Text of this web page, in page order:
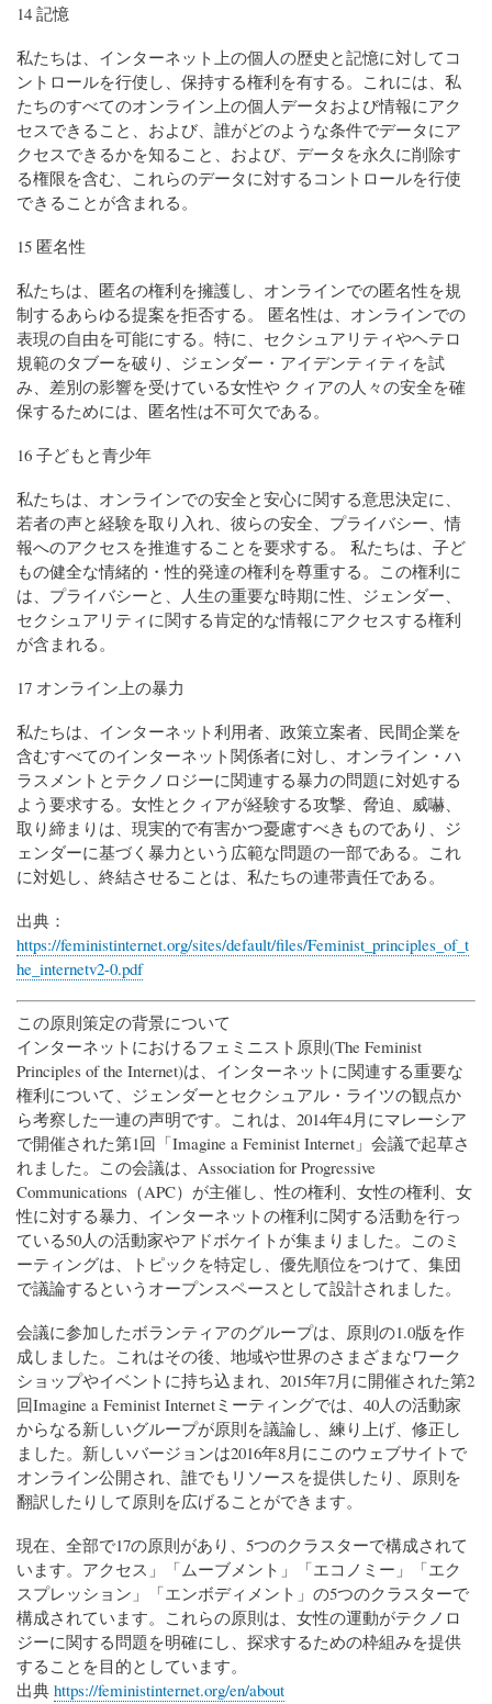
14 記憶
私たちは、インターネット上の個人の歴史と記憶に対してコ
ントロールを行使し、保持する権利を有する。これには、私
たちのすべてのオンライン上の個人データおよび情報にアク
セスできること、および、誰がどのような条件でデータにア
クセスできるかを知ること、および、データを永久に削除す
る権限を含む、これらのデータに対するコントロールを行使
できることが含まれる。
15 匿名性
私たちは、匿名の権利を擁護し、オンラインでの匿名性を規
制するあらゆる提案を拒否する。 匿名性は、オンラインでの
表現の自由を可能にする。特に、セクシュアリティやヘテロ
規範のタブーを破り、ジェンダー・アイデンティティを試
み、差別の影響を受けている女性や クィアの人々の安全を確
保するためには、匿名性は不可欠である。
16 子どもと青少年
私たちは、オンラインでの安全と安心に関する意思決定に、
若者の声と経験を取り入れ、彼らの安全、プライバシー、情
報へのアクセスを推進することを要求する。 私たちは、子ど
もの健全な情緒的・性的発達の権利を尊重する。この権利に
は、プライバシーと、人生の重要な時期に性、ジェンダー、
セクシュアリティに関する肯定的な情報にアクセスする権利
が含まれる。
17 オンライン上の暴力
私たちは、インターネット利用者、政策立案者、民間企業を
含むすべてのインターネット関係者に対し、オンライン・ハ
ラスメントとテクノロジーに関連する暴力の問題に対処する
よう要求する。女性とクィアが経験する攻撃、脅迫、威嚇、
取り締まりは、現実的で有害かつ憂慮すべきものであり、ジ
ェンダーに基づく暴力という広範な問題の一部である。これ
に対処し、終結させることは、私たちの連帯責任である。
出典：
https://feministinternet.org/sites/default/files/Feminist_principles_of_t
he_internetv2-0.pdf
この原則策定の背景について
インターネットにおけるフェミニスト原則(The Feminist
Principles of the Internet)は、インターネットに関連する重要な
権利について、ジェンダーとセクシュアル・ライツの観点か
ら考察した一連の声明です。これは、2014年4月にマレーシア
で開催された第1回「Imagine a Feminist Internet」会議で起草さ
れました。この会議は、Association for Progressive
Communications（APC）が主催し、性の権利、女性の権利、女
性に対する暴力、インターネットの権利に関する活動を行っ
ている50人の活動家やアドボケイトが集まりました。このミ
ーティングは、トピックを特定し、優先順位をつけて、集団
で議論するというオープンスペースとして設計されました。
会議に参加したボランティアのグループは、原則の1.0版を作
成しました。これはその後、地域や世界のさまざまなワーク
ショップやイベントに持ち込まれ、2015年7月に開催された第2
回Imagine a Feminist Internetミーティングでは、40人の活動家
からなる新しいグループが原則を議論し、練り上げ、修正し
ました。新しいバージョンは2016年8月にこのウェブサイトで
オンライン公開され、誰でもリソースを提供したり、原則を
翻訳したりして原則を広げることができます。
現在、全部で17の原則があり、5つのクラスターで構成されて
います。アクセス」「ムーブメント」「エコノミー」「エク
スプレッション」「エンボディメント」の5つのクラスターで
構成されています。これらの原則は、女性の運動がテクノロ
ジーに関する問題を明確にし、探求するための枠組みを提供
することを目的としています。
出典 https://feministinternet.org/en/about